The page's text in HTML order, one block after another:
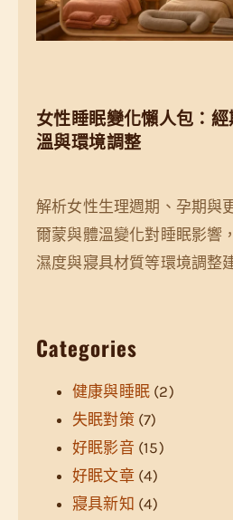
女性睡眠變化懶人包：
溫與環境調整
解析女性生理週期、孕期與
爾蒙與體溫變化對睡眠影響
濕度與寢具材質等環境調整
Categories
健康與睡眠 (2)
失眠對策(7)
好眠影音 (15)
好眠文章(4)
寢具新知 (4)